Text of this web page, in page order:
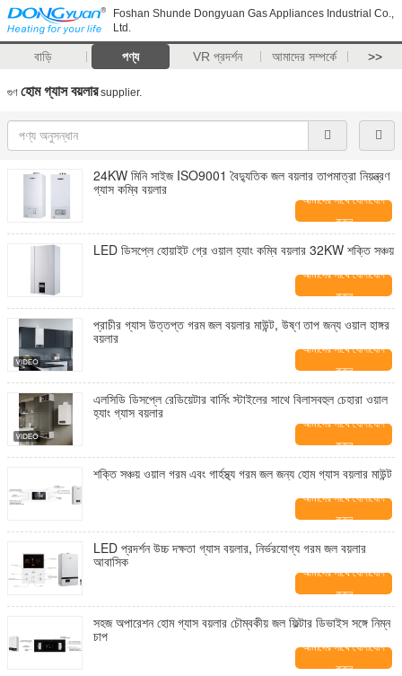
Foshan Shunde Dongyuan Gas Appliances Industrial Co.,
Ltd.
বাড়ি পণ্য VR প্রদর্শন আমাদের সম্পর্কে >>
গুণ হোম গ্যাস বয়লারsupplier.
24KW মিনি সাইজ ISO9001 বৈদ্যুতিক জল বয়লার তাপমাত্রা নিয়ন্ত্রণ
গ্যাস কম্বি বয়লার
আমাদের সাথে যোগাযোগ
করুন
LED ডিসপ্লে হোয়াইট গ্রে ওয়াল হ্যাং কম্বি বয়লার 32KW শক্তি সঞ্চয়
আমাদের সাথে যোগাযোগ
করুন
প্রাচীর গ্যাস উত্তপ্ত গরম জল বয়লার মাউন্ট, উষ্ণ তাপ জন্য ওয়াল হাঙ্গর
বয়লার
আমাদের সাথে যোগাযোগ
করুন
এলসিডি ডিসপ্লে রেডিয়েটার বার্নিং স্টাইলের সাথে বিলাসবহুল চেহারা ওয়াল
হ্যাং গ্যাস বয়লার
আমাদের সাথে যোগাযোগ
করুন
শক্তি সঞ্চয় ওয়াল গরম এবং গার্হস্থ্য গরম জল জন্য হোম গ্যাস বয়লার মাউন্ট
আমাদের সাথে যোগাযোগ
করুন
LED প্রদর্শন উচ্চ দক্ষতা গ্যাস বয়লার, নির্ভরযোগ্য গরম জল বয়লার
আবাসিক
আমাদের সাথে যোগাযোগ
করুন
সহজ অপারেশন হোম গ্যাস বয়লার চৌম্বকীয় জল ফিল্টার ডিভাইস সঙ্গে নিম্ন
চাপ
আমাদের সাথে যোগাযোগ
করুন